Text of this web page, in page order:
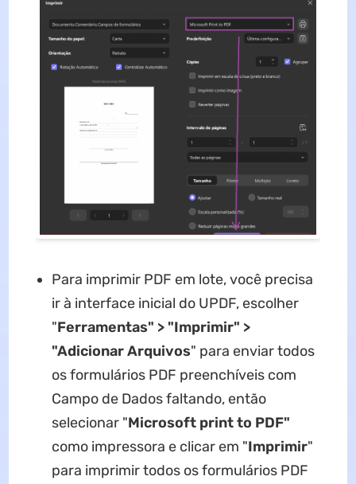
Para imprimir PDF em lote, você precisa
ir à interface inicial do UPDF, escolher
"Ferramentas" > "Imprimir" >
"Adicionar Arquivos" para enviar todos
os formulários PDF preenchíveis com
Campo de Dados faltando, então
selecionar "Microsoft print to PDF"
como impressora e clicar em "Imprimir"
para imprimir todos os formulários PDF